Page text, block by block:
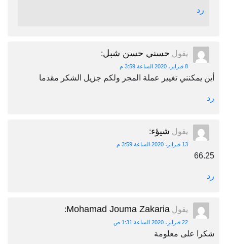
رد
يقول حسني حسن شبل:
8 فبراير، 2020 الساعة 3:59 م
أين يمكنني تغيير عملة المجر ولكم جزيل الشكر مقدما
رد
يقول شيؤء:
13 فبراير، 2020 الساعة 3:59 م
66.25
رد
يقول Mohamad Jouma Zakaria
:
22 فبراير، 2020 الساعة 1:31 ص
شكرا على معلومة